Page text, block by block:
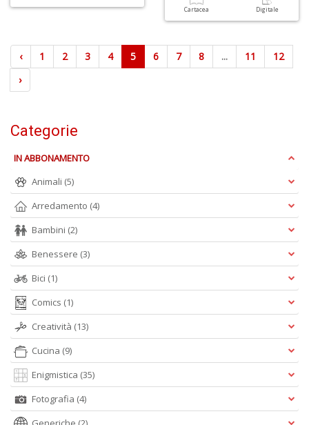
Cartacea Digitale
‹ 1 2 3 4 5 6 7 8 ... 11
12
›
Categorie
IN ABBONAMENTO
Animali (5)
Arredamento (4)
Bambini (2)
Benessere (3)
Bici (1)
Comics (1)
Creatività (13)
Cucina (9)
Enigmistica (35)
Fotografia (4)